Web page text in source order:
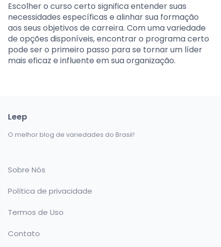
Escolher o curso certo significa entender suas
necessidades específicas e alinhar sua formação
aos seus objetivos de carreira. Com uma variedade
de opções disponíveis, encontrar o programa certo
pode ser o primeiro passo para se tornar um líder
mais eficaz e influente em sua organização.
Leep
O melhor blog de variedades do Brasil!
Sobre Nós
Política de privacidade
Termos de Uso
Contato